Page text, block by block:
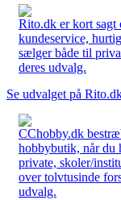
Rito.dk er kort sagt
kundeservice,
sælger både til
deres udvalg.
Se udvalget på
CChobby.dk
hobbybutik, når du
private, skoler/
over tolvtusinde
udvalg.